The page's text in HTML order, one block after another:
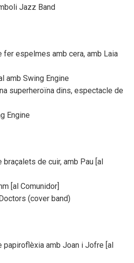
govern i funcions
Acta
Jazz Band
fer espelmes amb cera, amb Laia
amb Swing Engine
superheroïna dins, espectacle de
Engine
braçalets de cuir, amb Pau [al
[al Comunidor]
(cover band)
papiroflèxia amb Joan i Jofre [al